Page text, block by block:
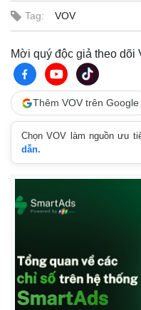
Tag: VOV
Mời quý độc giả theo dõi
Thêm VOV trên Google
Chọn VOV làm nguồn ưu
dẫn.